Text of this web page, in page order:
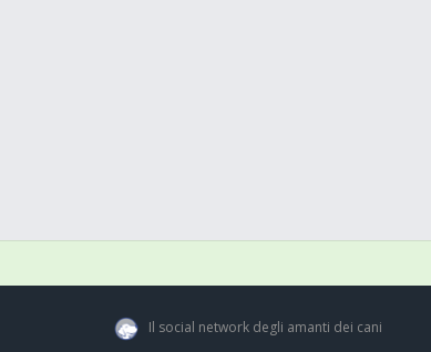
Il social network degli amanti dei cani